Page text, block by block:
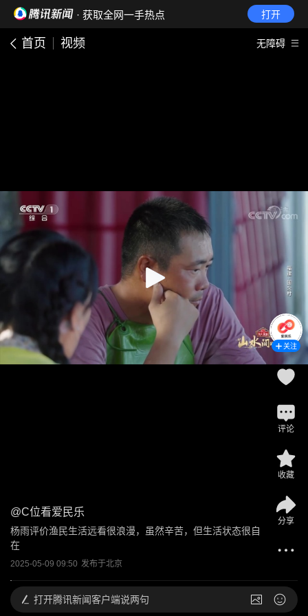
· 获取全网一手热点 打开
首页 视频 无障碍
@C位看爱民乐
杨雨评价渔民生活远看很浪漫，虽然辛苦，但生活状态很自
在
2025-05-09 09:50 发布于北京
关注
评论
收藏
分享
打开腾讯新闻客户端说两句